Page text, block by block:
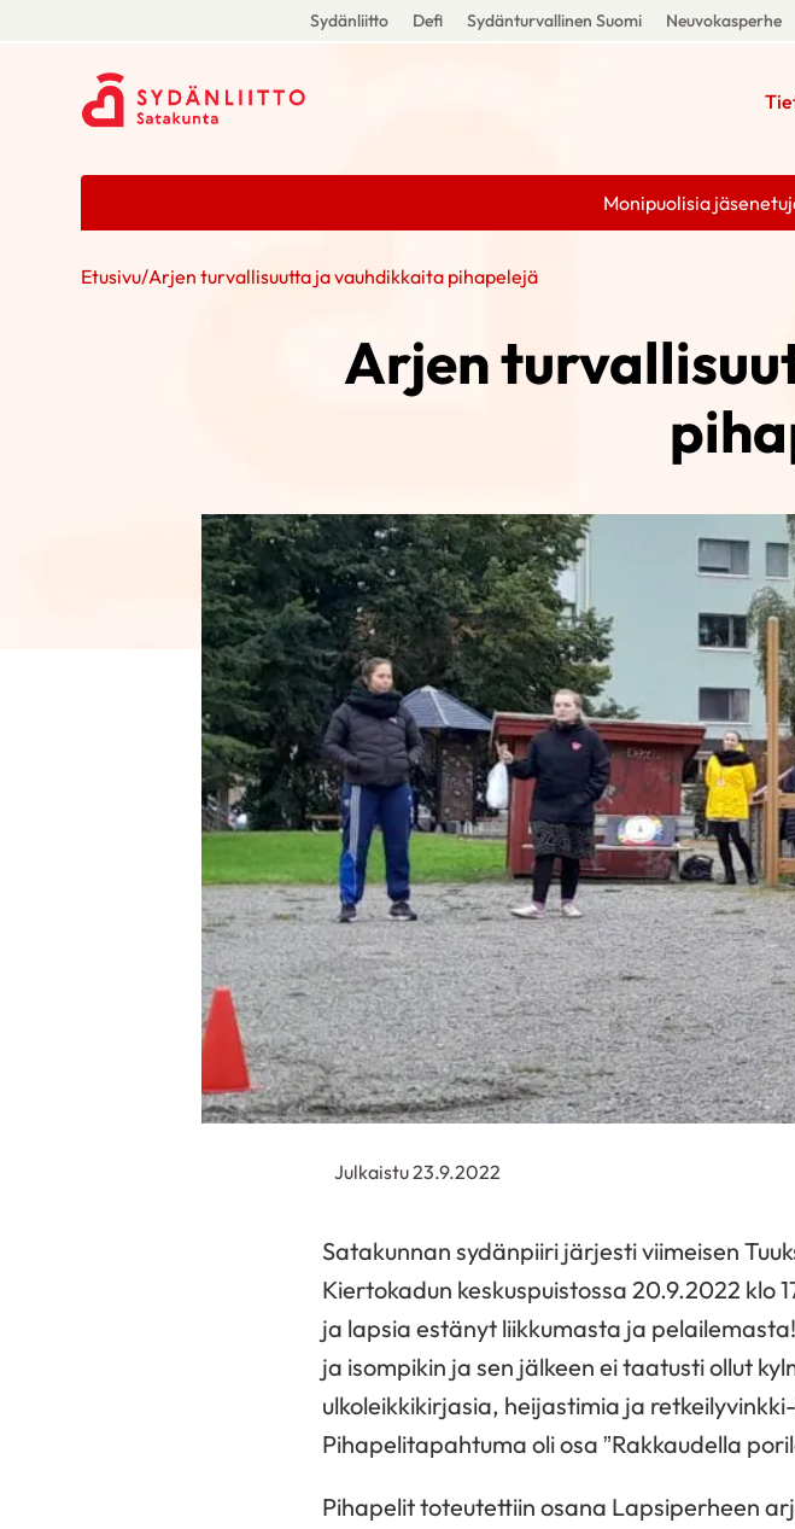
Sydänliitto Defi Sydänturvallinen Suomi Neuvokasperhe
Monipuolisia
Etusivu/Arjen turvallisuutta ja vauhdikkaita pihapelejä
Arjen
Julkaistu 23.9.2022
Satakunnan sydänpiiri järjesti viimeisen
Kiertokadun keskuspuistossa 20.9.2022 klo
ja lapsia estänyt liikkumasta ja
ja isompikin ja sen jälkeen ei taatusti ollut
ulkoleikkikirjasia, heijastimia ja
Pihapelitapahtuma oli osa ”Rakkaudella
Pihapelit toteutettiin osana Lapsiperheen